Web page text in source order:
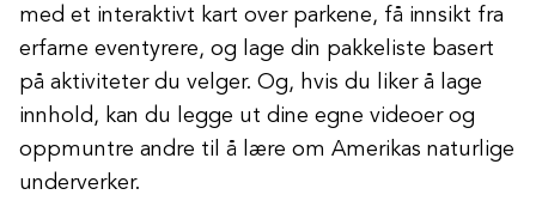
med et interaktivt kart over parkene, få innsikt fra
erfarne eventyrere, og lage din pakkeliste basert
på aktiviteter du velger. Og, hvis du liker å lage
innhold, kan du legge ut dine egne videoer og
oppmuntre andre til å lære om Amerikas naturlige
underverker.